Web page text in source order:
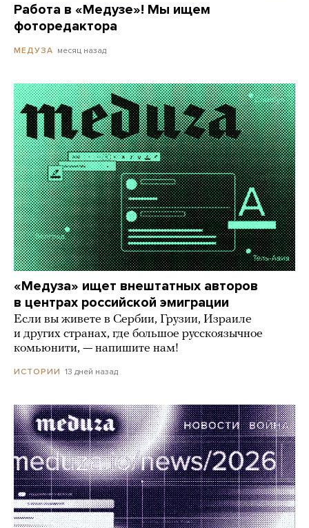
Работа в «Медузе»! Мы ищем
фоторедактора
МЕДУЗА месяц назад
«Медуза» ищет внештатных авторов
в центрах российской эмиграции
Если вы живете в Сербии, Грузии, Израиле
и других странах, где большое русскоязычное
комьюнити, — напишите нам!
ИСТОРИИ 13 дней назад